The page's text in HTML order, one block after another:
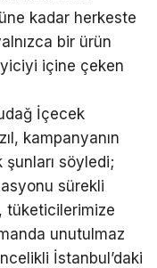
kadar herkeste
bir ürün
içine çeken
İçecek
kampanyanın
söyledi;
sürekli
tüketicilerimize
unutulmaz
İstanbul’daki